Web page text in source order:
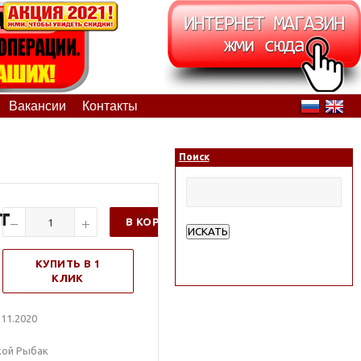
Вакансии Контакты
В КОРЗИНУ
КУПИТЬ В 1
КЛИК
Рыбак
Поиск
ИСКАТЬ